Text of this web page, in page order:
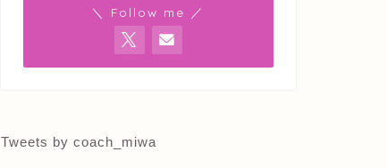
＼ Follow me ／
Tweets by coach_miwa